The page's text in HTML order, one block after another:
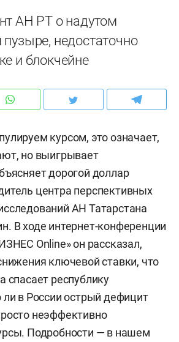
АН РТ о надутом
пузыре, недостаточно
и блокчейне
курсом, это означает,
но выигрывает
дорогой доллар
центра перспективных
АН Татарстана
В ходе интернет-конференции
Online» он рассказал,
ключевой ставки, что
спасает республику
ли в России острый дефицит
неэффективно
Подробности — в нашем